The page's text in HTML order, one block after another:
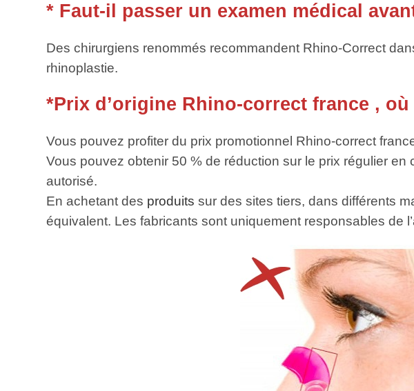
* Faut-il passer un examen médical
Des chirurgiens renommés recommandent Rhino-Correct
rhinoplastie.
*Prix d’origine Rhino-correct france ,
Vous pouvez profiter du prix promotionnel Rhino-correct
Vous pouvez obtenir 50 % de réduction sur le prix régulier
autorisé.
En achetant des produits sur des sites tiers, dans différents
équivalent. Les fabricants sont uniquement responsables de